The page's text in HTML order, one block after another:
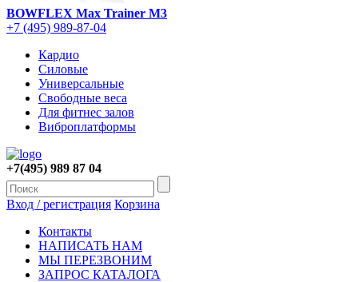
BOWFLEX Max Trainer M3
+7 (495) 989-87-04
Кардио
Силовые
Универсальные
Свободные веса
Для фитнес залов
Виброплатформы
+7(495) 989 87 04
Вход / регистрация Корзина
Контакты
НАПИСАТЬ НАМ
МЫ ПЕРЕЗВОНИМ
ЗАПРОС КАТАЛОГА